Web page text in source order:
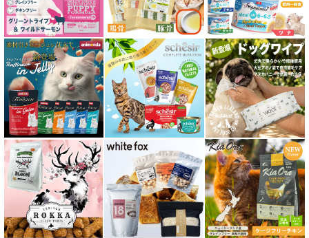
関節サポート対応 フード for CAT
糖尿ケア対応 フード for CAT
肥満ケア対応 フード for CAT
泌尿器ケア対応 フード for CAT
胃腸ケア対応 フード for CAT
口腔内・喉ケア対応商品 猫用